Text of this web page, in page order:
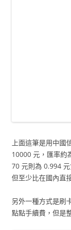
上面這筆是用中國
10000 元，匯率約
70 元則為 0.994
但至少比在國內直
另外一種方式是刷
點點手續費，但是